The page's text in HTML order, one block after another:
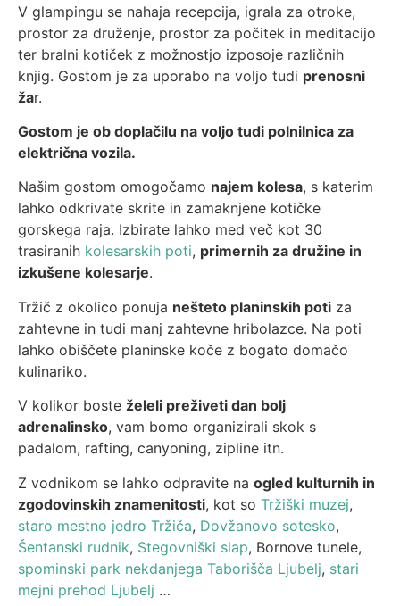
V glampingu se nahaja recepcija, igrala za otroke,
prostor za druženje, prostor za počitek in meditacijo
ter bralni kotiček z možnostjo izposoje različnih
knjig. Gostom je za uporabo na voljo tudi prenosni
žar.
Gostom je ob doplačilu na voljo tudi polnilnica za
električna vozila.
Našim gostom omogočamo najem kolesa, s katerim
lahko odkrivate skrite in zamaknjene kotičke
gorskega raja. Izbirate lahko med več kot 30
trasiranih kolesarskih poti, primernih za družine in
izkušene kolesarje.
Tržič z okolico ponuja nešteto planinskih poti za
zahtevne in tudi manj zahtevne hribolazce. Na poti
lahko obiščete planinske koče z bogato domačo
kulinariko.
V kolikor boste želeli preživeti dan bolj
adrenalinsko, vam bomo organizirali skok s
padalom, rafting, canyoning, zipline itn.
Z vodnikom se lahko odpravite na ogled kulturnih in
zgodovinskih znamenitosti, kot so Tržiški muzej,
staro mestno jedro Tržiča, Dovžanovo sotesko,
Šentanski rudnik, Stegovniški slap, Bornove tunele,
spominski park nekdanjega Taborišča Ljubelj, stari
mejni prehod Ljubelj …